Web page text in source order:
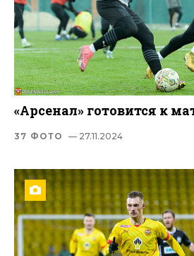
«Арсенал» готовится к
37 ФОТО — 27.11.2024